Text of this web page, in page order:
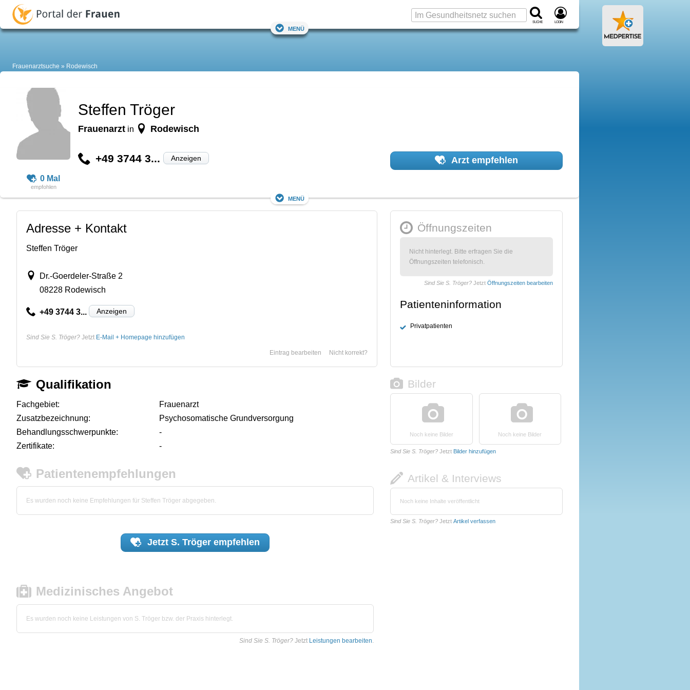
Suche Login
Menü
Frauenarztsuche Rodewisch
0 Mal
Steffen Tröger
Frauenarzt in Rodewisch
+49 3744 3... Anzeigen Arzt empfehlen
Menü
Adresse + Kontakt
Steffen Tröger
Dr.-Goerdeler-Straße 2
08228 Rodewisch
+49 3744 3... Anzeigen
Sind Sie S. Tröger? Jetzt E-Mail + Homepage hinzufügen
Nicht korrekt?
Eintrag bearbeiten
Öffnungszeiten
Nicht hinterlegt. Bitte erfragen Sie die
Öffnungszeiten telefonisch.
Sind Sie S. Tröger? Jetzt Öffnungszeiten bearbeiten
Patienteninformation
Privatpatienten
Qualifikation
Fachgebiet:
Frauenarzt
Zusatzbezeichnung:
Psychosomatische Grundversorgung
Behandlungsschwerpunkte:
-
Zertifikate:
-
Patientenempfehlungen
Es wurden noch keine Empfehlungen für Steffen Tröger abgegeben.
JetztS. Tröger empfehlen
Medizinisches Angebot
Es wurden noch keine Leistungen von S. Tröger bzw. der Praxis hinterlegt.
Sind Sie S. Tröger? Jetzt Leistungen bearbeiten.
Bilder
Noch keine Bilder Noch keine Bilder
Sind Sie S. Tröger? Jetzt Bilder hinzufügen
Artikel & Interviews
Noch keine Inhalte veröffentlicht
Sind Sie S. Tröger? Jetzt Artikel verfassen